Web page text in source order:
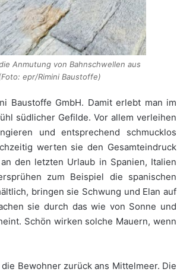
Anmutung von Bahnschwellen aus
epr/Rimini Baustoffe)
Baustoffe GmbH. Damit erlebt man im
südlicher Gefilde. Vor allem verleihen
und entsprechend schmucklos
werten sie den Gesamteindruck
den letzten Urlaub in Spanien, Italien
zum Beispiel die spanischen
bringen sie Schwung und Elan auf
sie durch das wie von Sonne und
Schön wirken solche Mauern, wenn
Bewohner zurück ans Mittelmeer. Die